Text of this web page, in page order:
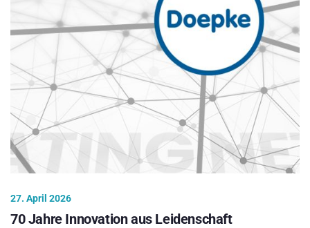
27. April 2026
70 Jahre Innovation aus Leidenschaft